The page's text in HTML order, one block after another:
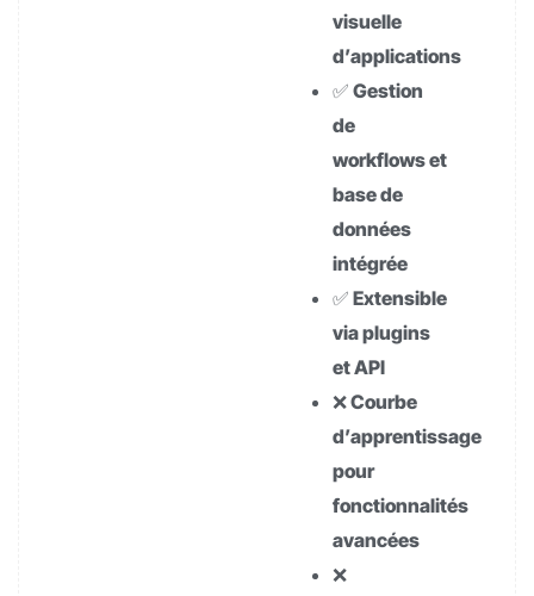
visuelle
d’applications
✅ Gestion
de
workflows et
base de
données
intégrée
✅ Extensible
via plugins
et API
❌ Courbe
d’apprentissage
pour
fonctionnalités
avancées
❌